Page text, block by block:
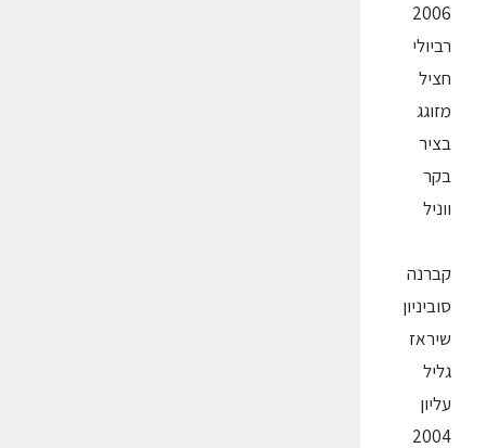
2006
רביולי
חציל
מזוגג
בציר
בקר
ווניל
קברנה
סוביניון
שיראז
גליל
עליון
2004